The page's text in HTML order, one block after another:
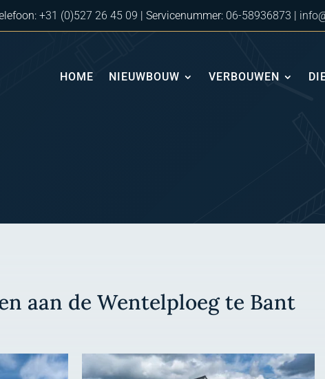
+31 (0)527 26 45 09 | Servicenummer: 06-58936873 |
HOME NIEUWBOUW VERBOUWEN
aan de Wentelploeg te Bant